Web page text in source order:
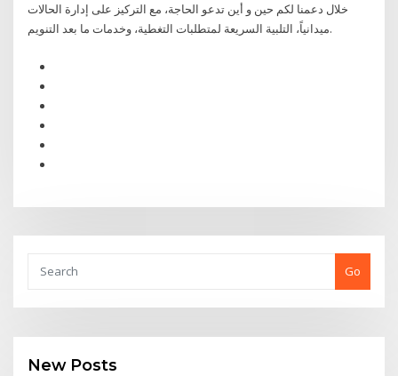
خلال دعمنا لكم حين و أين تدعو الحاجة، مع التركيز على إدارة الحالات
ميدانياً، التلبية السريعة لمتطلبات التغطية، وخدمات ما بعد التنويم.
Go
New Posts